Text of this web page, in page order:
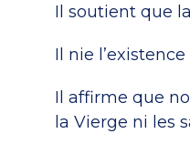
Il soutient que
Il nie
Il affirme que
la Vierge ni les